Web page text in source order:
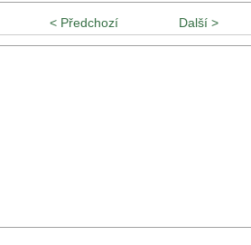
< Předchozí Další >